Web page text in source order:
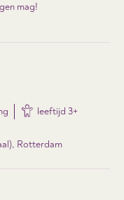
mag!
leeftijd 3+
Rotterdam